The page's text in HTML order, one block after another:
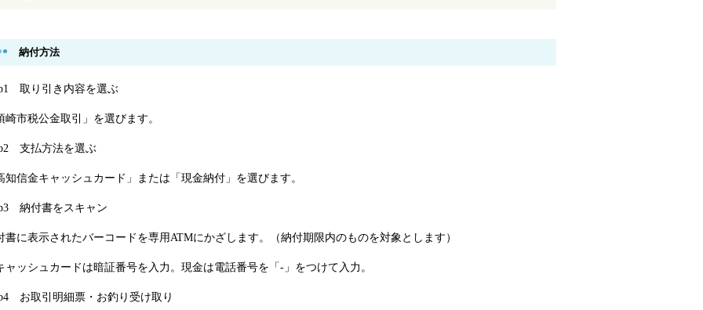
納付方法
取り引き内容を選ぶ
崎市税公金取引」を選びます。
支払方法を選ぶ
知信金キャッシュカード」または「現金納付」を選びます。
納付書をスキャン
書に表示されたバーコードを専用ATMにかざします。（納付期限内のものを対象とします）
ッシュカードは暗証番号を入力。現金は電話番号を「-」をつけて入力。
お取引明細票・お釣り受け取り